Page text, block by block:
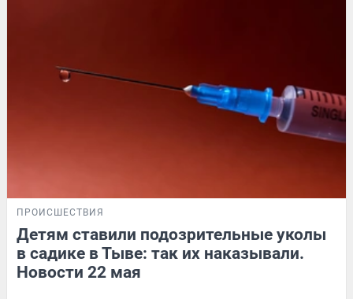
ПРОИСШЕСТВИЯ
Детям ставили подозрительные уколы
в садике в Тыве: так их наказывали.
Новости 22 мая